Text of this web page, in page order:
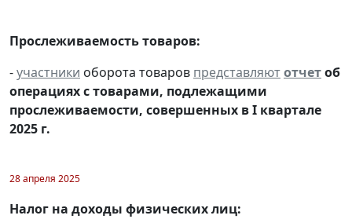
Прослеживаемость товаров:
-участники оборота товаров представляютотчетоб
операциях с товарами, подлежащими
прослеживаемости, совершенных в I квартале
2025 г.
28 апреля 2025
Налог на доходы физических лиц: